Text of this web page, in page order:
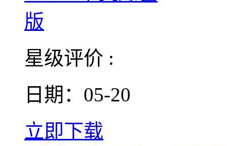
星级评价 :
日期：05-20
立即下载